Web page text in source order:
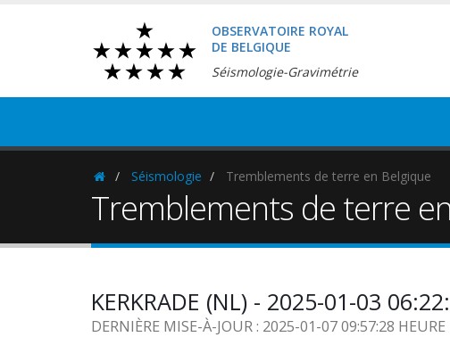
OBSERVATOIRE ROYAL
DE BELGIQUE
Séismologie-Gravimétrie
HomepageSéismologie Tremblements de terre en Belgique
Tremblements de terre
KERKRADE (NL) - 2025-01-03
DERNIÈRE MISE-À-JOUR : 2025-01-07 09:57:28 HEURE